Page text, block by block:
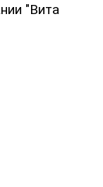
"Вита